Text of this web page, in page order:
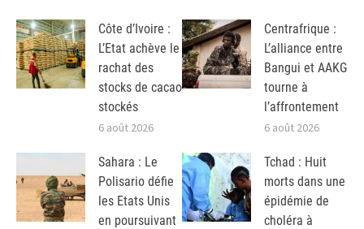
Côte d’Ivoire :
L’Etat achève le
rachat des
stocks de cacao
stockés
6 août 2026
Centrafrique :
L’alliance entre
Bangui et AAKG
tourne à
l’affrontement
6 août 2026
Sahara : Le
Polisario défie
les Etats Unis
en poursuivant
Tchad : Huit
morts dans une
épidémie de
choléra à